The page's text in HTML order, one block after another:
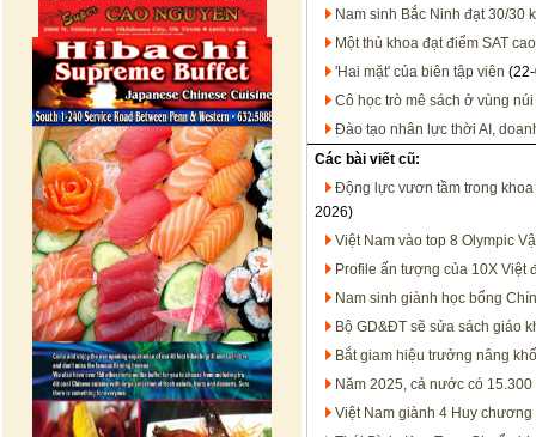
Nam sinh Bắc Ninh đạt 30/30
Một thủ khoa đạt điểm SAT
'Hai mặt' của biên tập viên
Cô học trò mê sách ở vùng
Đào tạo nhân lực thời AI,
Các bài viết cũ:
Động lực vươn tầm trong
2026)
Việt Nam vào top 8 Olympic
Profile ấn tượng của 10X Việt
Nam sinh giành học bổng
Bộ GD&ĐT sẽ sửa sách giáo
Bắt giam hiệu trưởng nâng
Năm 2025, cả nước có
Việt Nam giành 4 Huy